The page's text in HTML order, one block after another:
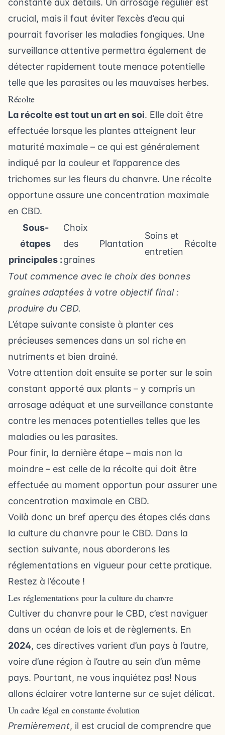
constante aux détails. Un arrosage régulier est
crucial, mais il faut éviter l’excès d’eau qui
pourrait favoriser les maladies fongiques. Une
surveillance attentive permettra également de
détecter rapidement toute menace potentielle
telle que les parasites ou les mauvaises herbes.
Récolte
La récolte est tout un art en soi. Elle doit être
effectuée lorsque les plantes atteignent leur
maturité maximale – ce qui est généralement
indiqué par la couleur et l’apparence des
trichomes sur les fleurs du chanvre. Une récolte
opportune assure une concentration maximale
en CBD.
Sous-
étapes
principales :
Choix
des
graines
Plantation
Soins et
entretien
Récolte
Tout commence avec le choix des bonnes
graines adaptées à votre objectif final :
produire du CBD.
L’étape suivante consiste à planter ces
précieuses semences dans un sol riche en
nutriments et bien drainé.
Votre attention doit ensuite se porter sur le soin
constant apporté aux plants – y compris un
arrosage adéquat et une surveillance constante
contre les menaces potentielles telles que les
maladies ou les parasites.
Pour finir, la dernière étape – mais non la
moindre – est celle de la récolte qui doit être
effectuée au moment opportun pour assurer une
concentration maximale en CBD.
Voilà donc un bref aperçu des étapes clés dans
la culture du chanvre pour le CBD. Dans la
section suivante, nous aborderons les
réglementations en vigueur pour cette pratique.
Restez à l’écoute !
Les réglementations pour la culture du chanvre
Cultiver du chanvre pour le CBD, c’est naviguer
dans un océan de lois et de règlements. En
2024, ces directives varient d’un pays à l’autre,
voire d’une région à l’autre au sein d’un même
pays. Pourtant, ne vous inquiétez pas! Nous
allons éclairer votre lanterne sur ce sujet délicat.
Un cadre légal en constante évolution
Premièrement, il est crucial de comprendre que